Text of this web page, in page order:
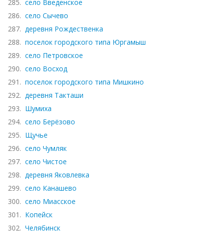
285. село Введенское
286. село Сычево
287. деревня Рождественка
288. поселок городского типа Юргамыш
289. село Петровское
290. село Восход
291. поселок городского типа Мишкино
292. деревня Такташи
293. Шумиха
294. село Берёзово
295. Щучье
296. село Чумляк
297. село Чистое
298. деревня Яковлевка
299. село Канашево
300. село Миасское
301. Копейск
302. Челябинск